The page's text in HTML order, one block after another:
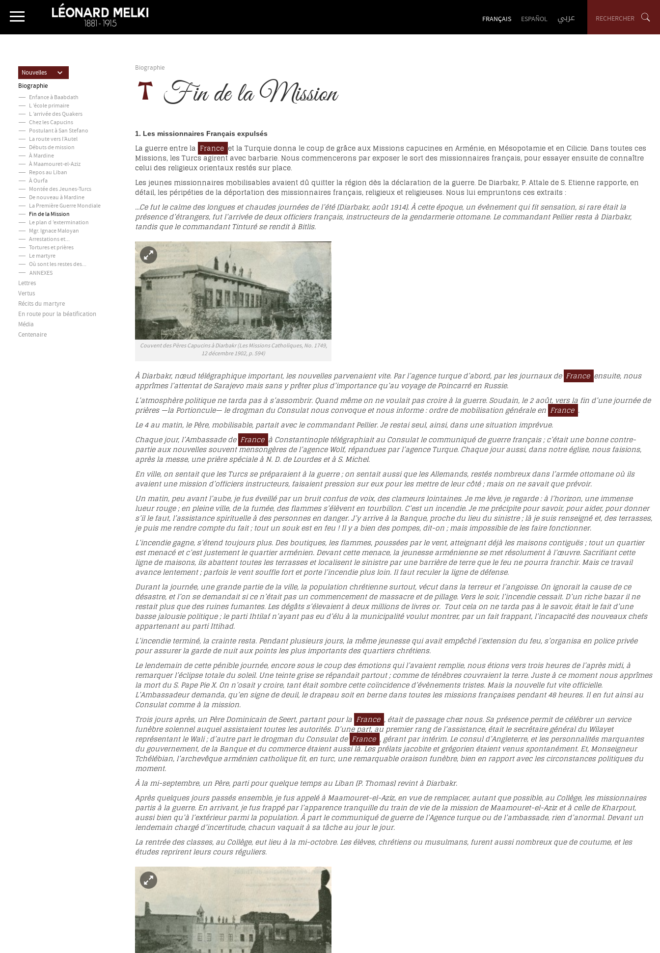
RECHERCHER
FRANÇAIS ESPAÑOL عربي
Nouvelles
Biographie
Enfance à Baabdath
L ’école primaire
L ’arrivée des Quakers
Chez les Capucins
Postulant à San Stefano
La route vers l’Autel
Débuts de mission
À Mardine
À Maamouret-el-Aziz
Repos au Liban
À Ourfa
Montée des Jeunes-Turcs
De nouveau à Mardine
La Première Guerre Mondiale
Fin de la Mission
Le plan d ’extermination
Mgr. Ignace Maloyan
Arrestations et...
Tortures et prières
Le martyre
Où sont les restes des...
ANNEXES
Lettres
Vertus
Récits du martyre
En route pour la béatification
Média
Centenaire
Biographie
Fin de la Mission
1. Les missionnaires Français expulsés
La guerre entre la France et la Turquie donna le coup de grâce aux Missions capucines en Arménie, en Mésopotamie et en Cilicie. Dans toutes ces
Missions, les Turcs agirent avec barbarie. Nous commencerons par exposer le sort des missionnaires français, pour essayer ensuite de connaître
celui des religieux orientaux restés sur place.
Les jeunes missionnaires mobilisables avaient dû quitter la région dès la déclaration de la guerre. De Diarbakr, P. Attale de S. Etienne rapporte, en
détail, les péripéties de la déportation des missionnaires français, religieux et religieuses. Nous lui empruntons ces extraits :
…Ce fut le calme des longues et chaudes journées de l’été [Diarbakr, août 1914]. À cette époque, un évènement qui fit sensation, si rare était la
présence d’étrangers, fut l’arrivée de deux officiers français, instructeurs de la gendarmerie ottomane. Le commandant Pellier resta à Diarbakr,
tandis que le commandant Tinturé se rendit à Bitlis.
Couvent des Pères Capucins à Diarbakr (Les Missions Catholiques, No. 1749,
12 décembre 1902, p. 594)
À Diarbakr, nœud télégraphique important, les nouvelles parvenaient vite. Par l’agence turque d’abord, par les journaux de France ensuite, nous
apprîmes l’attentat de Sarajevo mais sans y prêter plus d’importance qu’au voyage de Poincarré en Russie.
L’atmosphère politique ne tarda pas à s’assombrir. Quand même on ne voulait pas croire à la guerre. Soudain, le 2 août, vers la fin d’une journée de
prières —la Portioncule— le drogman du Consulat nous convoque et nous informe : ordre de mobilisation générale en France .
Le 4 au matin, le Père, mobilisable, partait avec le commandant Pellier. Je restai seul, ainsi, dans une situation imprévue.
Chaque jour, l’Ambassade de France à Constantinople télégraphiait au Consulat le communiqué de guerre français ; c’était une bonne contre-
partie aux nouvelles souvent mensongères de l’agence Wolf, répandues par l’agence Turque. Chaque jour aussi, dans notre église, nous faisions,
après la messe, une prière spéciale à N. D. de Lourdes et à S. Michel.
En ville, on sentait que les Turcs se préparaient à la guerre ; on sentait aussi que les Allemands, restés nombreux dans l’armée ottomane où ils
avaient une mission d’officiers instructeurs, faisaient pression sur eux pour les mettre de leur côté ; mais on ne savait que prévoir.
Un matin, peu avant l’aube, je fus éveillé par un bruit confus de voix, des clameurs lointaines. Je me lève, je regarde : à l’horizon, une immense
lueur rouge ; en pleine ville, de la fumée, des flammes s’élèvent en tourbillon. C’est un incendie. Je me précipite pour savoir, pour aider, pour donner
s’il le faut, l’assistance spirituelle à des personnes en danger. J’y arrive à la Banque, proche du lieu du sinistre ; là je suis renseigné et, des terrasses,
je puis me rendre compte du fait ; tout un souk est en feu ! Il y a bien des pompes, dit-on ; mais impossible de les faire fonctionner.
L’incendie gagne, s’étend toujours plus. Des boutiques, les flammes, poussées par le vent, atteignant déjà les maisons contiguës ; tout un quartier
est menacé et c’est justement le quartier arménien. Devant cette menace, la jeunesse arménienne se met résolument à l’œuvre. Sacrifiant cette
ligne de maisons, ils abattent toutes les terrasses et localisent le sinistre par une barrière de terre que le feu ne pourra franchir. Mais ce travail
avance lentement ; parfois le vent souffle fort et porte l’incendie plus loin. Il faut reculer la ligne de défense.
Durant la journée, une grande partie de la ville, la population chrétienne surtout, vécut dans la terreur et l’angoisse. On ignorait la cause de ce
désastre, et l’on se demandait si ce n’était pas un commencement de massacre et de pillage. Vers le soir, l’incendie cessait. D’un riche bazar il ne
restait plus que des ruines fumantes. Les dégâts s’élevaient à deux millions de livres or. Tout cela on ne tarda pas à le savoir, était le fait d’une
basse jalousie politique ; le parti Ihtilaf n’ayant pas eu d’élu à la municipalité voulut montrer, par un fait frappant, l’incapacité des nouveaux chefs
appartenant au parti Ittihad.
L’incendie terminé, la crainte resta. Pendant plusieurs jours, la même jeunesse qui avait empêché l’extension du feu, s’organisa en police privée
pour assurer la garde de nuit aux points les plus importants des quartiers chrétiens.
Le lendemain de cette pénible journée, encore sous le coup des émotions qui l’avaient remplie, nous étions vers trois heures de l’après midi, à
remarquer l’éclipse totale du soleil. Une teinte grise se répandait partout ; comme de ténèbres couvraient la terre. Juste à ce moment nous apprîmes
la mort du S. Pape Pie X. On n’osait y croire, tant était sombre cette coïncidence d’évènements tristes. Mais la nouvelle fut vite officielle.
L’Ambassadeur demanda, qu’en signe de deuil, le drapeau soit en berne dans toutes les missions françaises pendant 48 heures. Il en fut ainsi au
Consulat comme à la mission.
Trois jours après, un Père Dominicain de Seert, partant pour la France , était de passage chez nous. Sa présence permit de célébrer un service
funèbre solennel auquel assistaient toutes les autorités. D’une part, au premier rang de l’assistance, était le secrétaire général du Wilayet
représentant le Wali ; d’autre part le drogman du Consulat de France , gérant par intérim. Le consul d’Angleterre, et les personnalités marquantes
du gouvernement, de la Banque et du commerce étaient aussi là. Les prélats jacobite et grégorien étaient venus spontanément. Et, Monseigneur
Tchélébian, l’archevêque arménien catholique fit, en turc, une remarquable oraison funèbre, bien en rapport avec les circonstances politiques du
moment.
À la mi-septembre, un Père, parti pour quelque temps au Liban [P. Thomas] revint à Diarbakr.
Après quelques jours passés ensemble, je fus appelé à Maamouret-el-Aziz, en vue de remplacer, autant que possible, au Collège, les missionnaires
partis à la guerre. En arrivant, je fus frappé par l’apparence tranquille du train de vie de la mission de Maamouret-el-Aziz et à celle de Kharpout,
aussi bien qu’à l’extérieur parmi la population. À part le communiqué de guerre de l’Agence turque ou de l’ambassade, rien d’anormal. Devant un
lendemain chargé d’incertitude, chacun vaquait à sa tâche au jour le jour.
La rentrée des classes, au Collège, eut lieu à la mi-octobre. Les élèves, chrétiens ou musulmans, furent aussi nombreux que de coutume, et les
études reprirent leurs cours réguliers.